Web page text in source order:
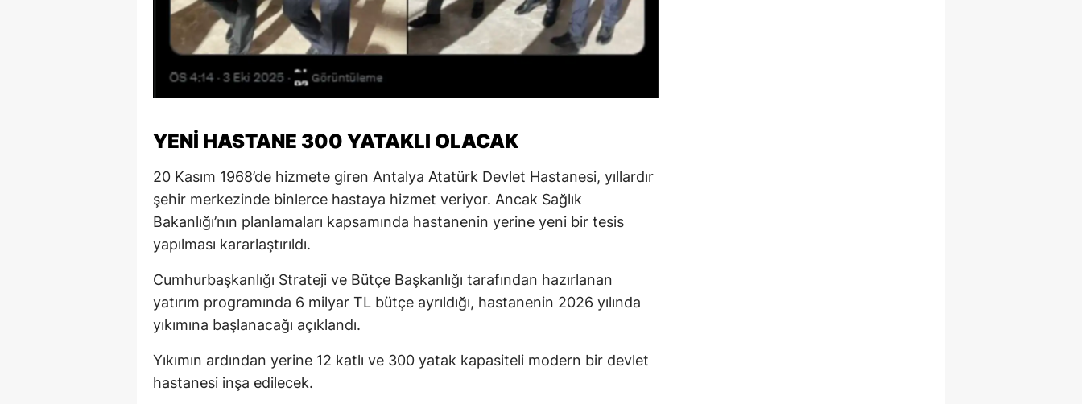
YENİ HASTANE 300 YATAKLI OLACAK
20 Kasım 1968’de hizmete giren Antalya Atatürk Devlet Hastanesi, yıllardır
şehir merkezinde binlerce hastaya hizmet veriyor. Ancak Sağlık
Bakanlığı’nın planlamaları kapsamında hastanenin yerine yeni bir tesis
yapılması kararlaştırıldı.
Cumhurbaşkanlığı Strateji ve Bütçe Başkanlığı tarafından hazırlanan
yatırım programında 6 milyar TL bütçe ayrıldığı, hastanenin 2026 yılında
yıkımına başlanacağı açıklandı.
Yıkımın ardından yerine 12 katlı ve 300 yatak kapasiteli modern bir devlet
hastanesi inşa edilecek.